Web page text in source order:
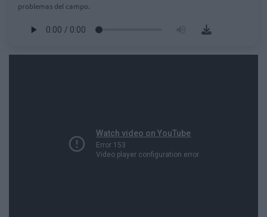
problemas del campo.